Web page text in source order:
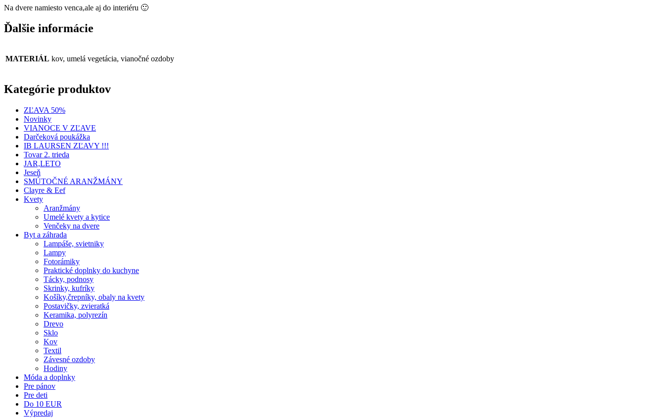
Na dvere namiesto venca,ale aj do interiéru 🙂
Ďalšie informácie
MATERIÁL kov, umelá vegetácia, vianočné ozdoby
Kategórie produktov
ZĽAVA 50%
Novinky
VIANOCE V ZĽAVE
Darčeková poukážka
IB LAURSEN ZĽAVY !!!
Tovar 2. trieda
JAR,LETO
Jeseň
SMÚTOČNÉ ARANŽMÁNY
Clayre & Eef
Kvety
Aranžmány
Umelé kvety a kytice
Venčeky na dvere
Byt a záhrada
Lampáše, svietniky
Lampy
Fotorámiky
Praktické doplnky do kuchyne
Tácky, podnosy
Skrinky, kufríky
Košíky,črepníky, obaly na kvety
Postavičky, zvieratká
Keramika, polyrezín
Drevo
Sklo
Kov
Textil
Závesné ozdoby
Hodiny
Móda a doplnky
Pre pánov
Pre deti
Do 10 EUR
Výpredaj